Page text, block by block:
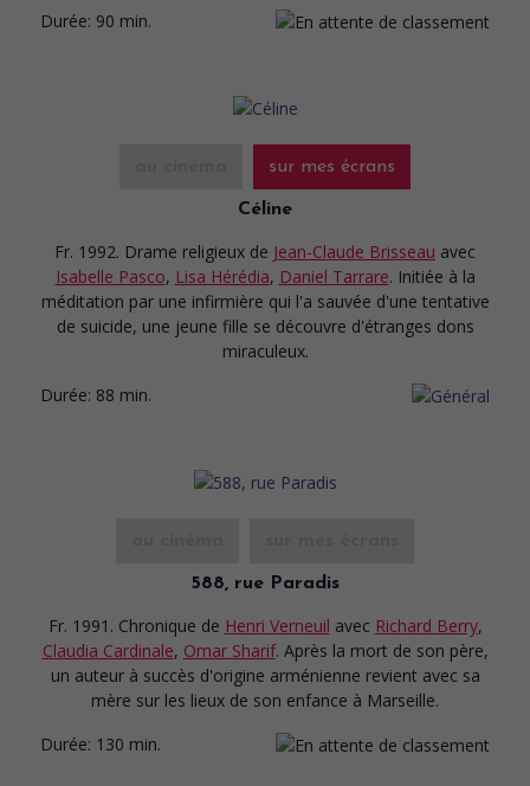
Durée: 90 min.
sur mes écrans
Céline
Fr. 1992. Drame religieux de Jean-Claude Brisseau avec
Isabelle Pasco, Lisa Hérédia, Daniel Tarrare. Initiée à la
méditation par une infirmière qui l'a sauvée d'une tentative
de suicide, une jeune fille se découvre d'étranges dons
miraculeux.
Durée: 88 min.
588, rue Paradis
Fr. 1991. Chronique de Henri Verneuil avec Richard Berry,
Claudia Cardinale, Omar Sharif. Après la mort de son père,
un auteur à succès d'origine arménienne revient avec sa
mère sur les lieux de son enfance à Marseille.
Durée: 130 min.